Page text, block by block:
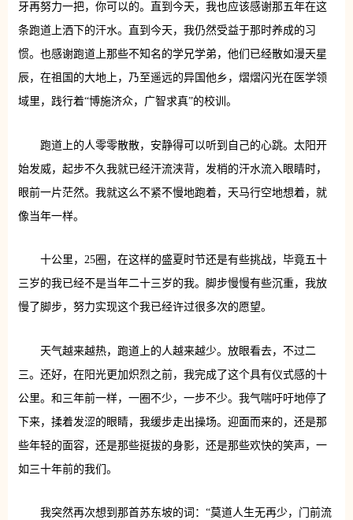
牙再努力一把，你可以的。直到今天，我也应该感谢那五年在这
条跑道上洒下的汗水。直到今天，我仍然受益于那时养成的习
惯。也感谢跑道上那些不知名的学兄学弟，他们已经散如漫天星
辰，在祖国的大地上，乃至遥远的异国他乡，熠熠闪光在医学领
域里，践行着“博施济众，广智求真”的校训。
跑道上的人零零散散，安静得可以听到自己的心跳。太阳开
始发威，起步不久我就已经汗流浃背，发梢的汗水流入眼睛时，
眼前一片茫然。我就这么不紧不慢地跑着，天马行空地想着，就
像当年一样。
十公里，25圈，在这样的盛夏时节还是有些挑战，毕竟五十
三岁的我已经不是当年二十三岁的我。脚步慢慢有些沉重，我放
慢了脚步，努力实现这个我已经许过很多次的愿望。
天气越来越热，跑道上的人越来越少。放眼看去，不过二
三。还好，在阳光更加炽烈之前，我完成了这个具有仪式感的十
公里。和三年前一样，一圈不少，一步不少。我气喘吁吁地停了
下来，揉着发涩的眼睛，我缓步走出操场。迎面而来的，还是那
些年轻的面容，还是那些挺拔的身影，还是那些欢快的笑声，一
如三十年前的我们。
我突然再次想到那首苏东坡的词：“莫道人生无再少，门前流